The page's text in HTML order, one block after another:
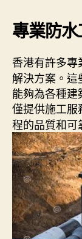
專業防
香港有許多專
解決方案。這
能夠為各種
僅提供施工服
程的品質和可